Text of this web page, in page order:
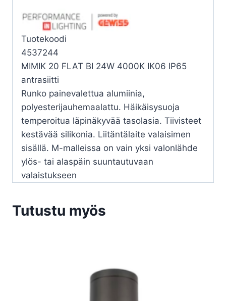
Tuotekoodi
4537244
MIMIK 20 FLAT BI 24W 4000K IK06 IP65
antrasiitti
Runko painevalettua alumiinia,
polyesterijauhemaalattu. Häikäisysuoja
temperoitua läpinäkyvää tasolasia. Tiivisteet
kestävää silikonia. Liitäntälaite valaisimen
sisällä. M-malleissa on vain yksi valonlähde
ylös- tai alaspäin suuntautuvaan
valaistukseen
Tutustu myös